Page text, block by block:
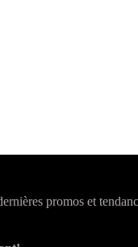
promos et